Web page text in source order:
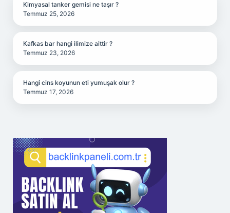
Kimyasal tanker gemisi ne taşır ?
Temmuz 25, 2026
Kafkas bar hangi ilimize aittir ?
Temmuz 23, 2026
Hangi cins koyunun eti yumuşak olur ?
Temmuz 17, 2026